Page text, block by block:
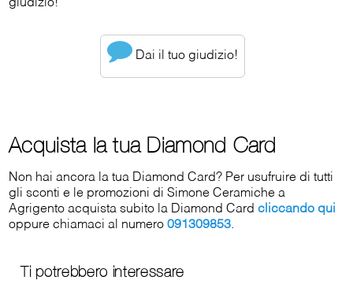
giudizio!
Dai il tuo giudizio!
Acquista la tua Diamond Card
Non hai ancora la tua Diamond Card? Per usufruire di tutti
gli sconti e le promozioni di Simone Ceramiche a
Agrigento acquista subito la Diamond Cardcliccando qui
oppure chiamaci al numero091309853.
Ti potrebbero interessare